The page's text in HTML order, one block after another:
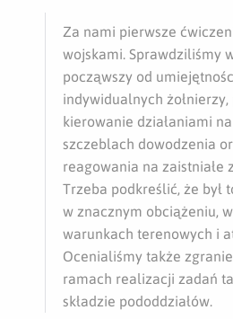
Za nami pierwsze
wojskami. Sprawdziliśmy
począwszy od
indywidualnych żołnierzy,
kierowanie działaniami
szczeblach dowodzenia
reagowania na zaistniałe
Trzeba podkreślić, że był
w znacznym obciążeniu,
warunkach terenowych i
Ocenialiśmy także
ramach realizacji zadań
składzie pododdziałów.